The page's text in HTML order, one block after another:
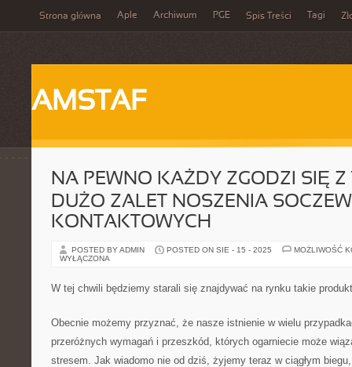
Strona główna Aple Archiwum PGE Spis Treści Tagi
AMSTAF
NA PEWNO KAŻDY ZGODZI SIĘ Z
DUŻO ZALET NOSZENIA
KONTAKTOWYCH
POSTED BY ADMIN POSTED ON SIE - 15 - 2025
MOŻLIWOŚĆ
WYŁĄCZONA
W tej chwili będziemy starali się znajdywać na rynku takie
Obecnie możemy przyznać, że nasze istnienie w wielu
przeróżnych wymagań i przeszkód, których ogarniecie może
stresem. Jak wiadomo nie od dziś, żyjemy teraz w ciągłym